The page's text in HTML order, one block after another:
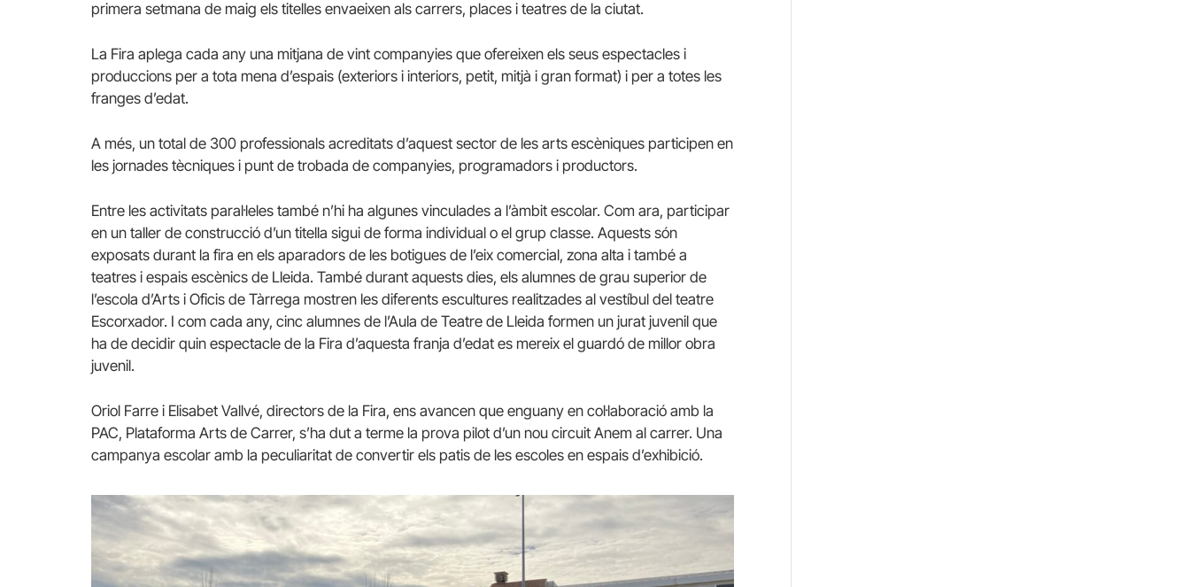
primera setmana de maig els titelles envaeixen als carrers, places i teatres de la ciutat.
La Fira aplega cada any una mitjana de vint companyies que ofereixen els seus espectacles i
produccions per a tota mena d’espais (exteriors i interiors, petit, mitjà i gran format) i per a totes les
franges d’edat.
A més, un total de 300 professionals acreditats d’aquest sector de les arts escèniques participen en
les jornades tècniques i punt de trobada de companyies, programadors i productors.
Entre les activitats paral·leles també n’hi ha algunes vinculades a l’àmbit escolar. Com ara, participar
en un taller de construcció d’un titella sigui de forma individual o el grup classe. Aquests són
exposats durant la fira en els aparadors de les botigues de l’eix comercial, zona alta i també a
teatres i espais escènics de Lleida. També durant aquests dies, els alumnes de grau superior de
l’escola d’Arts i Oficis de Tàrrega mostren les diferents escultures realitzades al vestíbul del teatre
Escorxador. I com cada any, cinc alumnes de l’Aula de Teatre de Lleida formen un jurat juvenil que
ha de decidir quin espectacle de la Fira d’aquesta franja d’edat es mereix el guardó de millor obra
juvenil.
Oriol Farre i Elisabet Vallvé, directors de la Fira, ens avancen que enguany en col·laboració amb la
PAC, Plataforma Arts de Carrer, s’ha dut a terme la prova pilot d’un nou circuit Anem al carrer. Una
campanya escolar amb la peculiaritat de convertir els patis de les escoles en espais d’exhibició.